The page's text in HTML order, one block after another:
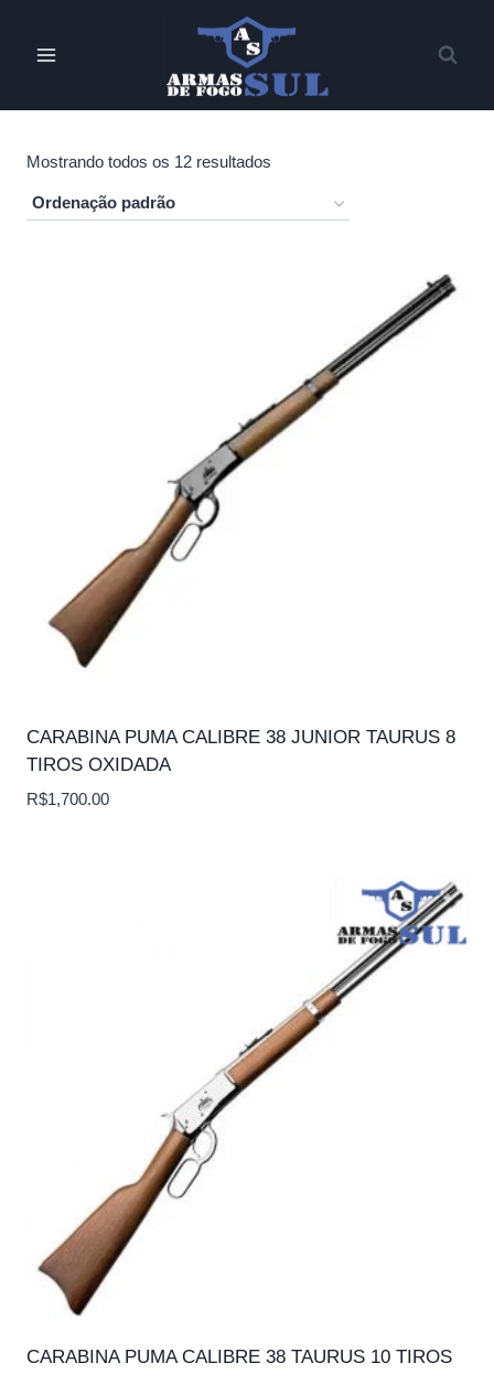
Mostrando todos os 12 resultados
CARABINA PUMA CALIBRE 38 JUNIOR TAURUS 8
TIROS OXIDADA
R$1,700.00
CARABINA PUMA CALIBRE 38 TAURUS 10 TIROS